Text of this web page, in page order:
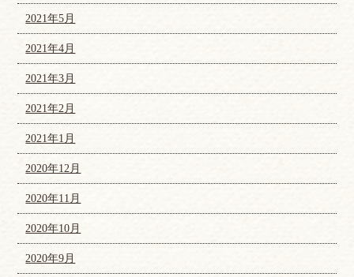
2021年5月
2021年4月
2021年3月
2021年2月
2021年1月
2020年12月
2020年11月
2020年10月
2020年9月